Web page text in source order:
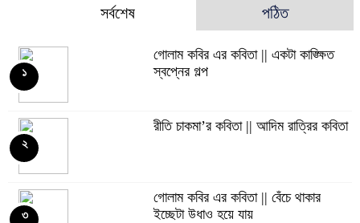
সর্বশেষ পঠিত
গোলাম কবির এর কবিতা || একটা কাঙ্ক্ষিত
স্বপ্নের গল্প
১
রীতি চাকমা’র কবিতা || আদিম রাত্রির কবিতা
২
গোলাম কবির এর কবিতা || বেঁচে থাকার
ইচ্ছেটা উধাও হয়ে যায়
৩